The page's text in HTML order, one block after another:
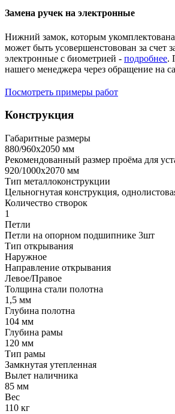
Замена ручек на электронные
Нижний замок, которым
может быть усовершенстовован за счет
электронные с биометрией - подробнее.
нашего менеджера через обращение на
Посмотреть примеры работ
Конструкция
Габаритные размеры
880/960х2050 мм
Рекомендованный размер проёма для
920/1000х2070 мм
Тип металлоконструкции
Цельногнутая конструкция,
Количество створок
1
Петли
Петли на опорном подшипнике 3шт
Тип открывания
Наружное
Направление открывания
Левое/Правое
Толщина стали полотна
1,5 мм
Глубина полотна
104 мм
Глубина рамы
120 мм
Тип рамы
Замкнутая утепленная
Вылет наличника
85 мм
Вес
110 кг